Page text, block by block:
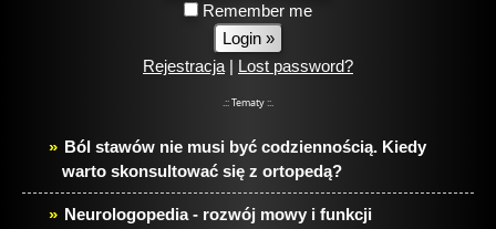
Remember me
Rejestracja | Lost password?
.:: Tematy ::.
Ból stawów nie musi być codziennością. Kiedy
warto skonsultować się z ortopedą?
Neurologopedia - rozwój mowy i funkcji